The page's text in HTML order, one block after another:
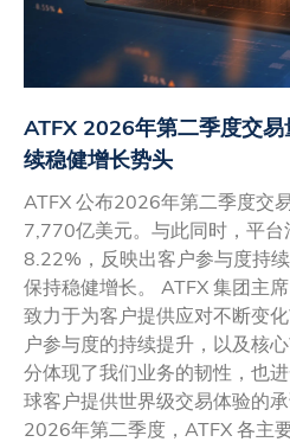
ATFX 2026年第二季度交
续稳健增长势头
ATFX 公布2026年第二季度交
7,770亿美元。与此同时，平
8.22%，反映出客户参与度持
保持稳健增长。 ATFX 集团主
致力于为客户提供应对不断变
户参与度的持续提升，以及核
分体现了我们业务的韧性，也
球客户提供世界级交易体验的
2026年第二季度，ATFX 各主